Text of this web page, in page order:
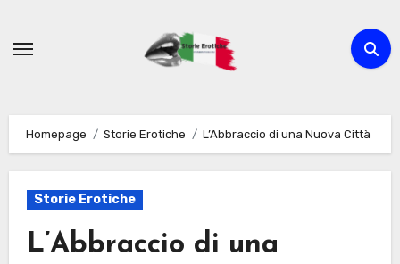
contenuto
Homepage Storie Erotiche L’Abbraccio di una Nuova Città
Storie Erotiche
L’Abbraccio di una